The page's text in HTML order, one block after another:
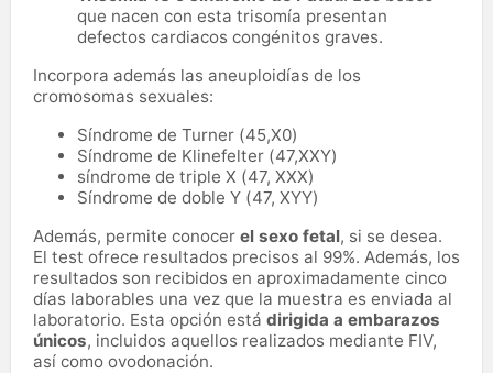
que nacen con esta trisomía presentan
defectos cardiacos congénitos graves.
Incorpora además las aneuploidías de los
cromosomas sexuales:
Síndrome de Turner (45,X0)
Síndrome de Klinefelter (47,XXY)
síndrome de triple X (47, XXX)
Síndrome de doble Y (47, XYY)
Además, permite conocer el sexo fetal, si se desea.
El test ofrece resultados precisos al 99%. Además, los
resultados son recibidos en aproximadamente cinco
días laborables una vez que la muestra es enviada al
laboratorio. Esta opción está dirigida a embarazos
únicos, incluidos aquellos realizados mediante FIV,
así como ovodonación.